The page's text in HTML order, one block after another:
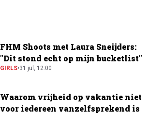
FHM Shoots met Laura Sneijders:
"Dit stond echt op mijn bucketlist"
GIRLS•31 jul, 12:00
Waarom vrijheid op vakantie niet
voor iedereen vanzelfsprekend is